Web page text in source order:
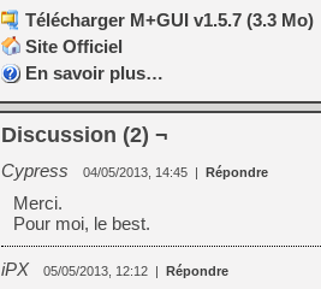
Télécharger M+GUI v1.5.7 (3.3 Mo)
Site Officiel
En savoir plus…
Discussion (2) ¬
Cypress 04/05/2013, 14:45 | Répondre
Merci.
Pour moi, le best.
iPX 05/05/2013, 12:12 | Répondre